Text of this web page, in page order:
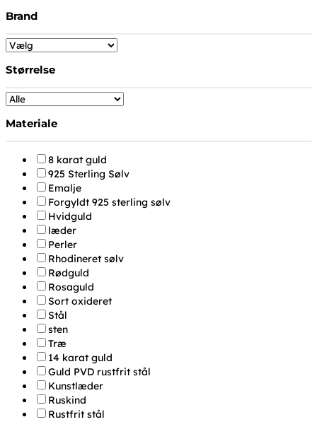
Brand
Størrelse
Materiale
8 karat guld
925 Sterling Sølv
Emalje
Forgyldt 925 sterling sølv
Hvidguld
læder
Perler
Rhodineret sølv
Rødguld
Rosaguld
Sort oxideret
Stål
sten
Træ
14 karat guld
Guld PVD rustfrit stål
Kunstlæder
Ruskind
Rustfrit stål